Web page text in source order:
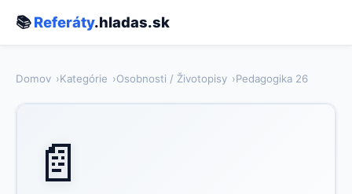
📚Referáty.hladas.sk
Domov Kategórie Osobnosti / Životopisy Pedagogika 26
📄